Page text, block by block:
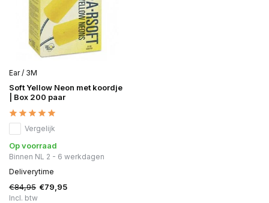
Ear / 3M
Soft Yellow Neon met koordje
| Box 200 paar
Vergelijk
Op voorraad
Binnen NL 2 - 6 werkdagen
Deliverytime
€84,95 €79,95
Incl. btw